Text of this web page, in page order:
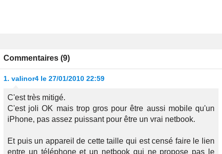
Commentaires (9)
1. valinor4 le 27/01/2010 22:59
C'est très mitigé.
C'est joli OK mais trop gros pour être aussi mobile qu'un
iPhone, pas assez puissant pour être un vrai netbook.
Et puis un appareil de cette taille qui est censé faire le lien
entre un téléphone et un netbook qui ne propose pas le